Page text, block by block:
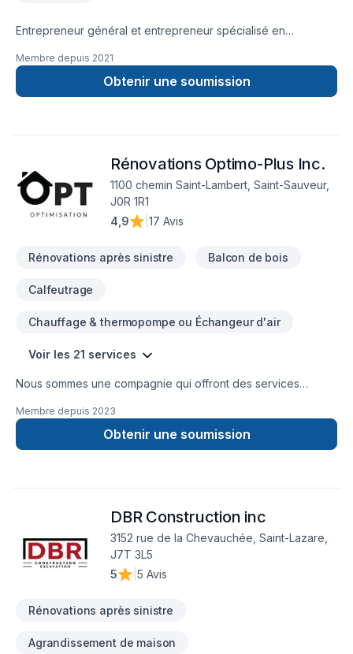
Entrepreneur général et entrepreneur spécialisé en
en rénovation de salle de bain et finition intérieur.
Membre depuis 2021
Obtenir une soumission
Rénovations Optimo-Plus Inc.
1100 chemin Saint-Lambert, Saint-Sauveur,
J0R 1R1
4,9
17 Avis
Rénovations après sinistre Balcon de bois
Calfeutrage
Chauffage & thermopompe ou Échangeur d'air
Voir les 21 services
Nous sommes une compagnie qui offront des services
comfort pour votre maison.
Membre depuis 2023
Obtenir une soumission
DBR Construction inc
3152 rue de la Chevauchée, Saint-Lazare,
J7T 3L5
5
5 Avis
Rénovations après sinistre
Agrandissement de maison